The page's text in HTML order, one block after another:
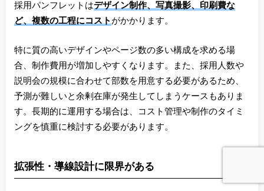
採用パンフレットはデザイン制作、写真撮影、印刷費な
ど、複数の工程にコスト がかかります。
特に質の高いデザインやページ数の多い構成を求める場
合、制作費用が増加しやすくなります。また、採用人数や
説明会の規模に合わせて部数を用意する必要があるため、
予測が難しいと余剰在庫が発生してしまうケースもありま
す。長期的に運用する場合は、コスト管理や制作のタイミ
ングを慎重に検討する必要があります。
拡張性・導線設計に限界がある